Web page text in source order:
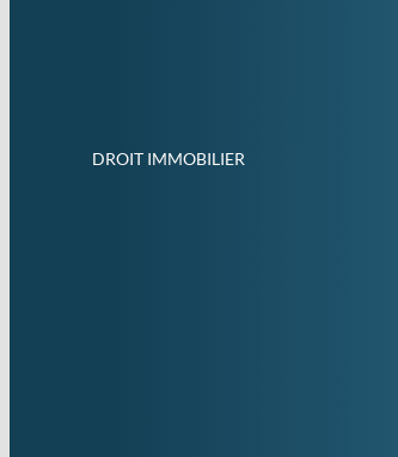
DROIT IMMOBILIER